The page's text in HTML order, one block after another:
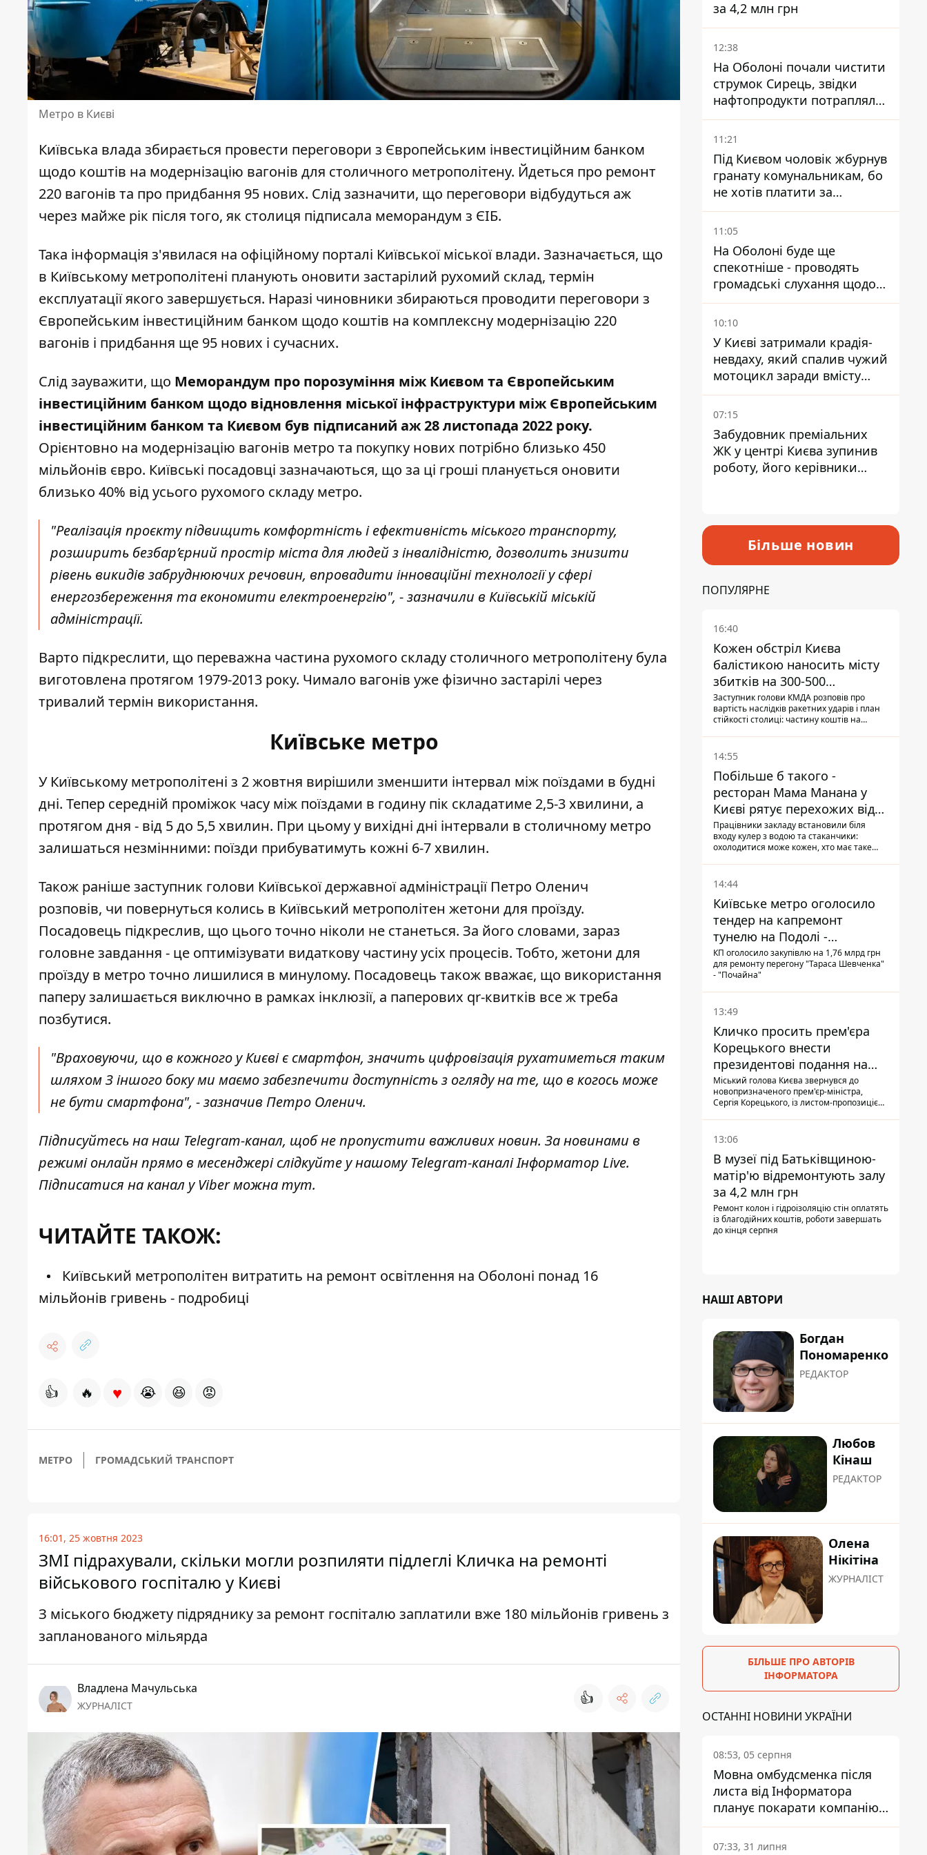
Метро в Києві
Київська влада збирається провести переговори з Європейським інвестиційним банком
щодо коштів на модернізацію вагонів для столичного метрополітену. Йдеться про ремонт
220 вагонів та про придбання 95 нових. Слід зазначити, що переговори відбудуться аж
через майже рік після того, як столиця підписала меморандум з ЄІБ.
Така інформація з'явилася на офіційному порталі Київської міської влади. Зазначається, що
в Київському метрополітені планують оновити застарілий рухомий склад, термін
експлуатації якого завершується. Наразі чиновники збираються проводити переговори з
Європейським інвестиційним банком щодо коштів на комплексну модернізацію 220
вагонів і придбання ще 95 нових і сучасних.
Слід зауважити, що Меморандум про порозуміння між Києвом та Європейським
інвестиційним банком щодо відновлення міської інфраструктури між Європейським
інвестиційним банком та Києвом був підписаний аж 28 листопада 2022 року.
Орієнтовно на модернізацію вагонів метро та покупку нових потрібно близько 450
мільйонів євро. Київські посадовці зазначаються, що за ці гроші планується оновити
близько 40% від усього рухомого складу метро.
"Реалізація проєкту підвищить комфортність і ефективність міського транспорту,
розширить безбар’єрний простір міста для людей з інвалідністю, дозволить знизити
рівень викидів забруднюючих речовин, впровадити інноваційні технології у сфері
енергозбереження та економити електроенергію", - зазначили в Київській міській
адміністрації.
Варто підкреслити, що переважна частина рухомого складу столичного метрополітену була
виготовлена протягом 1979-2013 року. Чимало вагонів уже фізично застарілі через
тривалий термін використання.
Київське метро
У Київському метрополітені з 2 жовтня вирішили зменшити інтервал між поїздами в будні
дні. Тепер середній проміжок часу між поїздами в годину пік складатиме 2,5-3 хвилини, а
протягом дня - від 5 до 5,5 хвилин. При цьому у вихідні дні інтервали в столичному метро
залишаться незмінними: поїзди прибуватимуть кожні 6-7 хвилин.
Також раніше заступник голови Київської державної адміністрації Петро Оленич
розповів, чи повернуться колись в Київський метрополітен жетони для проїзду.
Посадовець підкреслив, що цього точно ніколи не станеться. За його словами, зараз
головне завдання - це оптимізувати видаткову частину усіх процесів. Тобто, жетони для
проїзду в метро точно лишилися в минулому. Посадовець також вважає, що використання
паперу залишається виключно в рамках інклюзії, а паперових qr-квитків все ж треба
позбутися.
"Враховуючи, що в кожного у Києві є смартфон, значить цифровізація рухатиметься таким
шляхом З іншого боку ми маємо забезпечити доступність з огляду на те, що в когось може
не бути смартфона", - зазначив Петро Оленич.
Підписуйтесь на наш Telegram-канал, щоб не пропустити важливих новин. За новинами в
режимі онлайн прямо в месенджері слідкуйте у нашому Telegram-каналіІнформатор Live.
Підписатися на канал у Viber можнатут.
ЧИТАЙТЕ ТАКОЖ:
Київський метрополітен витратить на ремонт освітлення на Оболоні понад 16
мільйонів гривень - подробиці
👍 🔥 ♥ 😭 😆 😡
МЕТРО ГРОМАДСЬКИЙ ТРАНСПОРТ
16:01, 25 жовтня 2023
ЗМІ підрахували, скільки могли розпиляти підлеглі Кличка на ремонті
військового госпіталю у Києві
З міського бюджету підряднику за ремонт госпіталю заплатили вже 180 мільйонів гривень з
запланованого мільярда
Владлена Мачульська
ЖУРНАЛІСТ 👍
за 4,2 млн грн
12:38
На Оболоні почали чистити
струмок Сирець, звідки
нафтопродукти потрапляли
до озер
11:21
Під Києвом чоловік жбурнув
гранату комунальникам, бо
не хотів платити за
квитанціями
11:05
На Оболоні буде ще
спекотніше - проводять
громадські слухання щодо
храму УГКЦ на Північній
10:10
У Києві затримали крадія-
невдаху, який спалив чужий
мотоцикл заради вмісту
багажника
07:15
Забудовник преміальних
ЖК у центрі Києва зупинив
роботу, його керівники
Більше новин
ПОПУЛЯРНЕ
16:40
Кожен обстріл Києва
балістикою наносить місту
збитків на 300-500
мільйонів - Петро
Пантелеєв
Заступник голови КМДА розповів про
вартість наслідків ракетних ударів і план
стійкості столиці: частину коштів на
більше коштів
14:55
Побільше б такого -
ресторан Мама Манана у
Києві рятує перехожих від
спеки
Працівники закладу встановили біля
входу кулер з водою та стаканчики:
охолодитися може кожен, хто має таке
14:44
Київське метро оголосило
тендер на капремонт
тунелю на Подолі -
триватиме майже два роки
КП оголосило закупівлю на 1,76 млрд грн
для ремонту перегону "Тараса Шевченка"
- "Почайна"
13:49
Кличко просить прем'єра
Корецького внести
президентові подання на
звільнення володаря
Троєщини Бахматова
Міський голова Києва звернувся до
новопризначеного прем'єр-міністра,
Сергія Корецького, із листом-пропозицією
13:06
В музеї під Батьківщиною-
матір'ю відремонтують залу
за 4,2 млн грн
Ремонт колон і гідроізоляцію стін оплатять
із благодійних коштів, роботи завершать
до кінця серпня
НАШІ АВТОРИ
Богдан
Пономаренко
РЕДАКТОР
Любов
Кінаш
РЕДАКТОР
Олена
Нікітіна
ЖУРНАЛІСТ
БІЛЬШЕ ПРО АВТОРІВ
ІНФОРМАТОРА
ОСТАННІ НОВИНИ УКРАЇНИ
08:53, 05 серпня
Мовна омбудсменка після
листа від Інформатора
планує покарати компанію-
підрядника ПриватБанку
07:33, 31 липня